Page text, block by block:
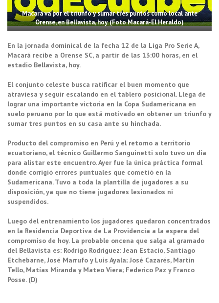
Macará va por el triunfo y sumar tres puntos como local ante
Orense, en Bellavista, hoy. (Foto Macará-El Heraldo)
En la jornada dominical de la fecha 12 de la Liga Pro Serie A,
Macará recibe a Orense SC, a partir de las 13:00 horas, en el
estadio Bellavista, hoy.
El conjunto celeste busca ratificar el buen momento que
atraviesa y seguir escalando en el tablero posicional. Llega de
lograr una importante victoria en la Copa Sudamericana en
suelo peruano por lo que está motivado en obtener un triunfo y
sumar tres puntos en su casa ante su hinchada.
Producto del compromiso en Perú y el retorno a territorio
ecuatoriano, el técnico Guillermo Sanguinetti solo tuvo un día
para alistar este encuentro. Ayer fue la única práctica formal
donde corrigió errores puntuales que cometió en la
Sudamericana. Tuvo a toda la plantilla de jugadores a su
disposición, ya que no tiene jugadores lesionados ni
suspendidos.
Luego del entrenamiento los jugadores quedaron concentrados
en la Residencia Deportiva de La Providencia a la espera del
compromiso de hoy. La probable oncena que salga al gramado
del Bellavista es: Rodrigo Rodríguez: Jean Estacio, Santiago
Etchebarne, José Marrufo y Luis Ayala; José Cazarés, Martín
Tello, Matías Miranda y Mateo Viera; Federico Paz y Franco
Posse. (D)